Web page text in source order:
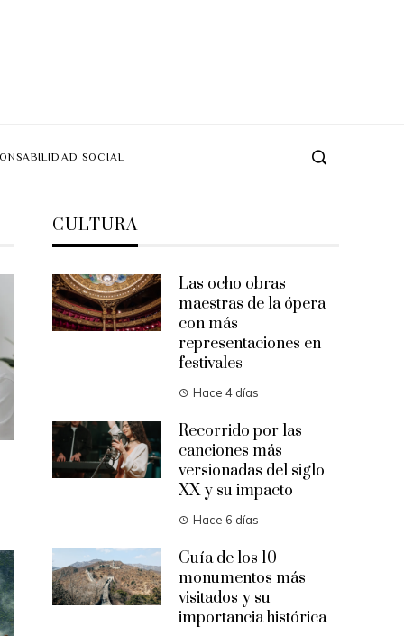
SOCIAL
CULTURA
Las ocho obras
maestras de la ópera
con más
representaciones en
festivales
Hace 4 días
Recorrido por las
canciones más
versionadas del siglo
XX y su impacto
Hace 6 días
Guía de los 10
monumentos más
visitados y su
importancia histórica